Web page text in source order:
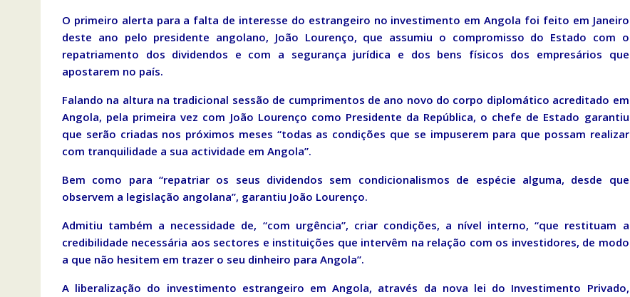
O primeiro alerta para a falta de interesse do estrangeiro no investimento em Angola foi feito em Janeiro
deste ano pelo presidente angolano, João Lourenço, que assumiu o compromisso do Estado com o
repatriamento dos dividendos e com a segurança jurídica e dos bens físicos dos empresários que
apostarem no país.
Falando na altura na tradicional sessão de cumprimentos de ano novo do corpo diplomático acreditado em
Angola, pela primeira vez com João Lourenço como Presidente da República, o chefe de Estado garantiu
que serão criadas nos próximos meses “todas as condições que se impuserem para que possam realizar
com tranquilidade a sua actividade em Angola”.
Bem como para “repatriar os seus dividendos sem condicionalismos de espécie alguma, desde que
observem a legislação angolana”, garantiu João Lourenço.
Admitiu também a necessidade de, “com urgência”, criar condições, a nível interno, “que restituam a
credibilidade necessária aos sectores e instituições que intervêm na relação com os investidores, de modo
a que não hesitem em trazer o seu dinheiro para Angola”.
A liberalização do investimento estrangeiro em Angola, através da nova lei do Investimento Privado,